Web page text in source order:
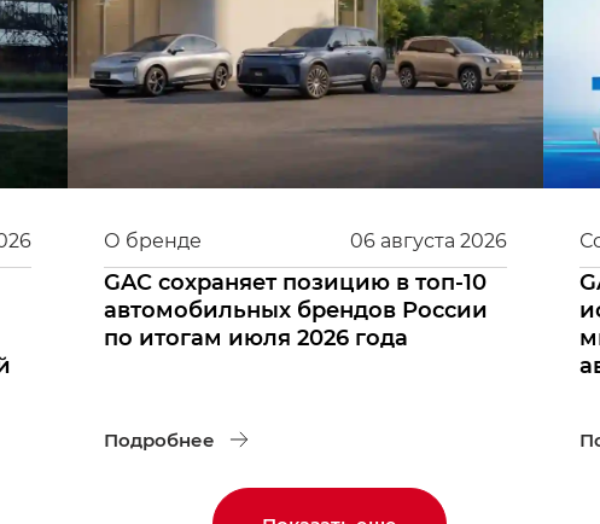
06 августа 2026
О бренде
GAC сохраняет позицию в топ-10
автомобильных брендов России
по итогам июля 2026 года
Подробнее